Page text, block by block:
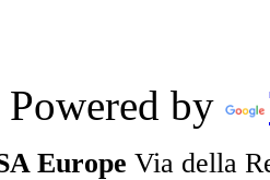
Powered by
Europe Via della